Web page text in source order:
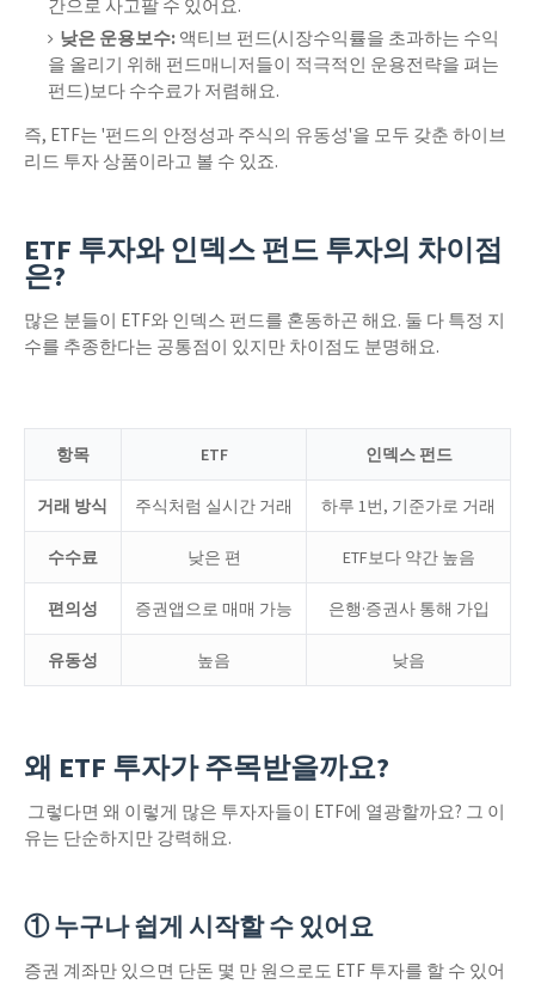
간으로 사고팔 수 있어요.
낮은 운용보수: 액티브 펀드(시장수익률을 초과하는 수익
을 올리기 위해 펀드매니저들이 적극적인 운용전략을 펴는
펀드)보다 수수료가 저렴해요.
즉, ETF는 '펀드의 안정성과 주식의 유동성'을 모두 갖춘 하이브
리드 투자 상품이라고 볼 수 있죠.
ETF 투자와 인덱스 펀드 투자의 차이점
은?
많은 분들이 ETF와 인덱스 펀드를 혼동하곤 해요. 둘 다 특정 지
수를 추종한다는 공통점이 있지만 차이점도 분명해요.
항목 ETF 인덱스 펀드
거래 방식 주식처럼 실시간 거래 하루 1번, 기준가로 거래
수수료 낮은 편 ETF보다 약간 높음
편의성 증권앱으로 매매 가능 은행·증권사 통해 가입
유동성 높음 낮음
왜 ETF 투자가 주목받을까요?
그렇다면 왜 이렇게 많은 투자자들이 ETF에 열광할까요? 그 이
유는 단순하지만 강력해요.
① 누구나 쉽게 시작할 수 있어요
증권 계좌만 있으면 단돈 몇 만 원으로도 ETF 투자를 할 수 있어